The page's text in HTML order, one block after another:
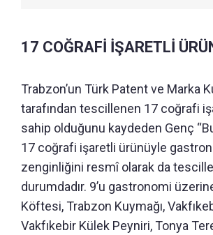
17 COĞRAFİ İŞARETLİ
Trabzon’un Türk Patent ve Marka
tarafından tescillenen 17 coğrafi
sahip olduğunu kaydeden Genç
17 coğrafi işaretli ürünüyle
zenginliğini resmî olarak da
durumdadır. 9’u gastronomi
Köftesi, Trabzon Kuymağı,
Vakfıkebir Külek Peyniri, Tonya